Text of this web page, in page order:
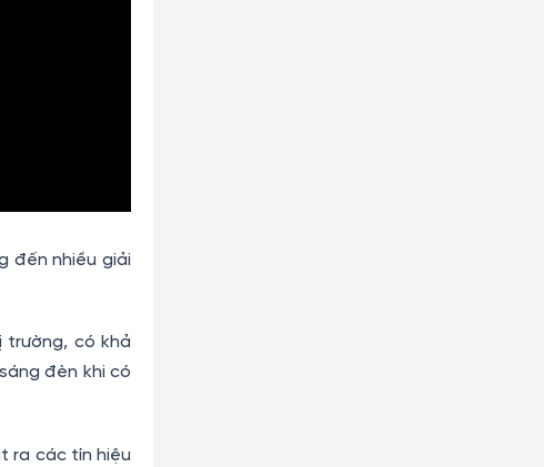
đến nhiều giải
trường, có khả
đèn khi có
ra các tín hiệu